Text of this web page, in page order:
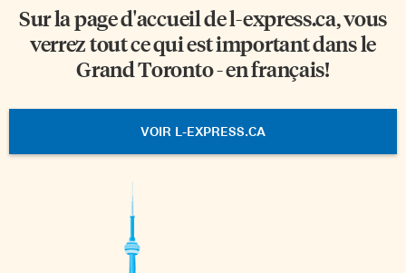
Sur la page d'accueil del-express.ca, vous
verrez tout ce qui est important dans le
Grand Toronto - en français!
VOIR L-EXPRESS.CA